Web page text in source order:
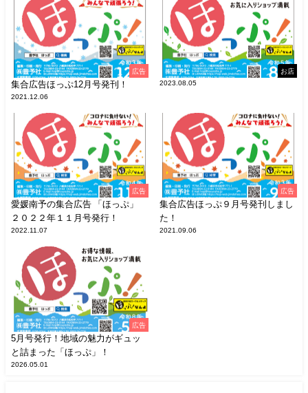
広告
集合広告ほっぷ12月号発刊！
2021.12.06
お店
2023.08.05
広告
愛媛南予の集合広告 「ほっぷ」
２０２２年１１月号発行！
2022.11.07
広告
集合広告ほっぷ９月号発刊しまし
た！
2021.09.06
広告
5月号発行！地域の魅力がギュッ
と詰まった「ほっぷ」！
2026.05.01